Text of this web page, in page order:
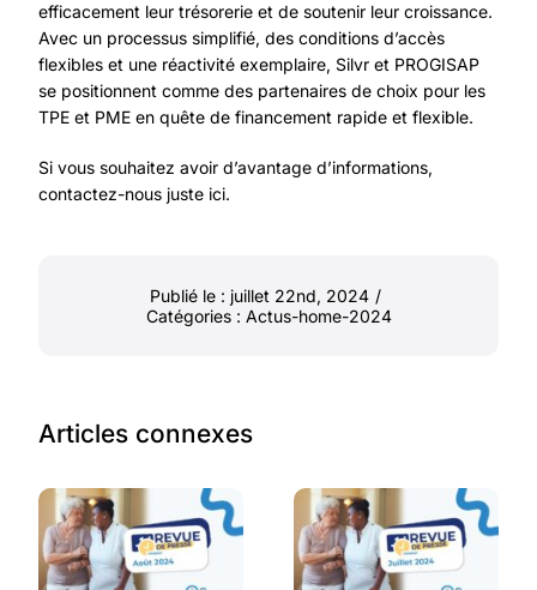
efficacement leur trésorerie et de soutenir leur croissance.
Avec un processus simplifié, des conditions d’accès
flexibles et une réactivité exemplaire, Silvr et PROGISAP
se positionnent comme des partenaires de choix pour les
TPE et PME en quête de financement rapide et flexible.
Si vous souhaitez avoir d’avantage d’informations,
contactez-nous juste ici.
Publié le : juillet 22nd, 2024 /
Catégories : Actus-home-2024
Articles connexes